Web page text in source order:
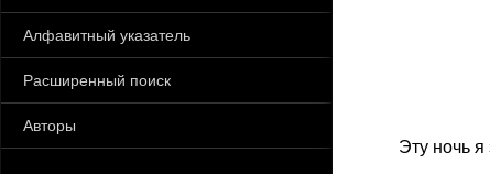
Алфавитный указатель
Расширенный поиск
Авторы
Эту ночь